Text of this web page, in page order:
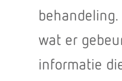
wat er
informatie